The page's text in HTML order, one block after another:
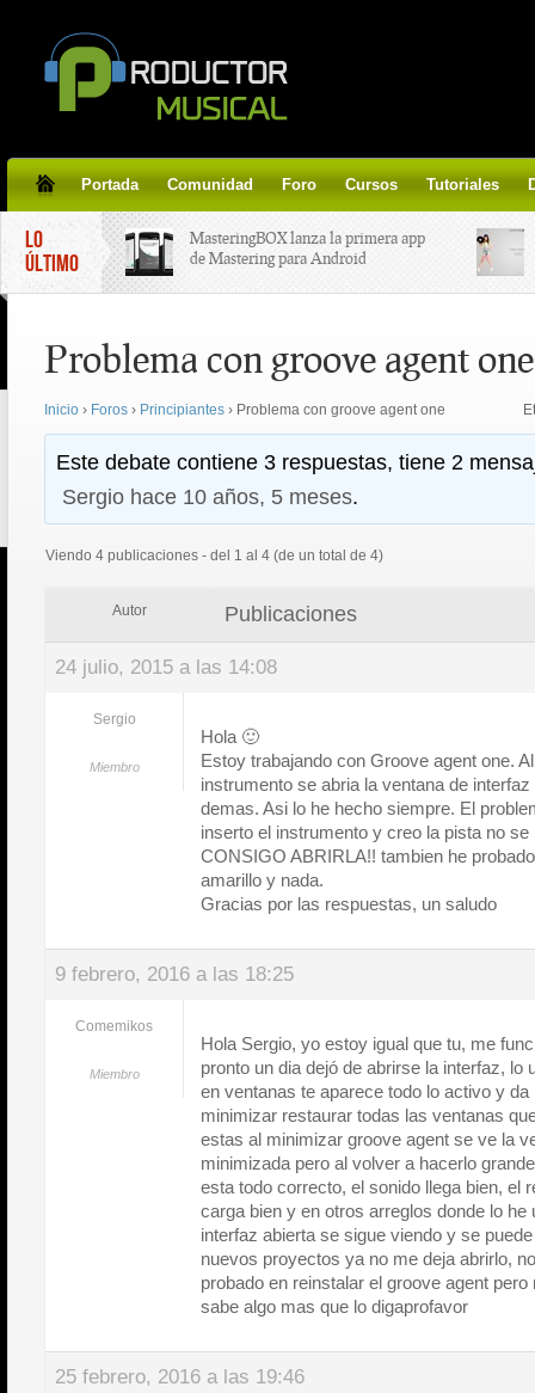
Portada Comunidad Foro Cursos Tutoriales
LO
ÚLTIMO
MasteringBOX lanza la primera app
de Mastering para Android
line gratis!
Korg lanza SDD-3000, el nuevo
pedal de delay.
Tutorial de CLA Effects, aprende a
Problema con groove agent one
Inicio › Foros › Principiantes › Problema con groove agent one
Este debate contiene 3 respuestas, tiene 2
Sergio hace 10 años, 5 meses.
Viendo 4 publicaciones - del 1 al 4 (de un total de 4)
Autor Publicaciones
24 julio, 2015 a las 14:08
Sergio
Miembro
Hola 🙂
Estoy trabajando con Groove agent one.
instrumento se abria la ventana de
demas. Asi lo he hecho siempre. El
inserto el instrumento y creo la pista no
CONSIGO ABRIRLA!! tambien he
amarillo y nada.
Gracias por las respuestas, un saludo
9 febrero, 2016 a las 18:25
Comemikos
Miembro
Hola Sergio, yo estoy igual que tu, me
pronto un dia dejó de abrirse la interfaz, lo
en ventanas te aparece todo lo activo y
minimizar restaurar todas las ventanas
estas al minimizar groove agent se ve la
minimizada pero al volver a hacerlo
esta todo correcto, el sonido llega bien, el
carga bien y en otros arreglos donde lo
interfaz abierta se sigue viendo y se
nuevos proyectos ya no me deja abrirlo,
probado en reinstalar el groove agent
sabe algo mas que lo digaprofavor
25 febrero, 2016 a las 19:46